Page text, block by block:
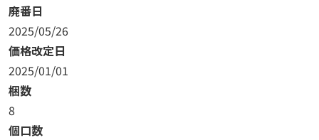
廃番日
2025/05/26
価格改定日
2025/01/01
梱数
8
個口数